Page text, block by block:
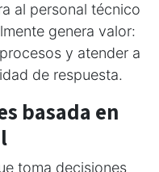
al personal técnico
genera valor:
y atender a
de respuesta.
basada en
toma decisiones